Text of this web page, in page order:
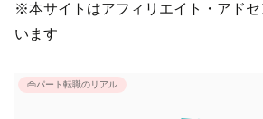
※本サイトはアフィリエイト・アドセ
います
👜パート転職のリアル